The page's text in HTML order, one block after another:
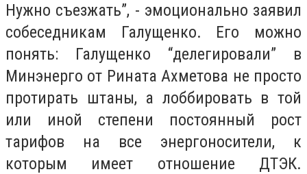
Нужно съезжать”, - эмоционально заявил
собеседникам Галущенко. Его можно
понять: Галущенко “делегировали” в
Минэнерго от Рината Ахметова не просто
протирать штаны, а лоббировать в той
или иной степени постоянный рост
тарифов на все энергоносители, к
которым имеет отношение ДТЭК.